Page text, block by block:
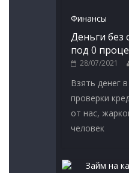
Финансы
Деньги без
под 0
28/07/2021
Взять денег
проверки
от нас,
человек